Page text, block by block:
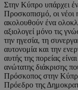
Στην Κύπρο υπάρχει
Προσκοπισμό, οι νέοι
ακολουθούν ένα
αξιολογεί μόνο τις
την ηγεσία, τη
αυτονομία και την
αυτής της πορείας
ανώτατης διάκρισης
Πρόσκοπος στην
Πρόεδρο της